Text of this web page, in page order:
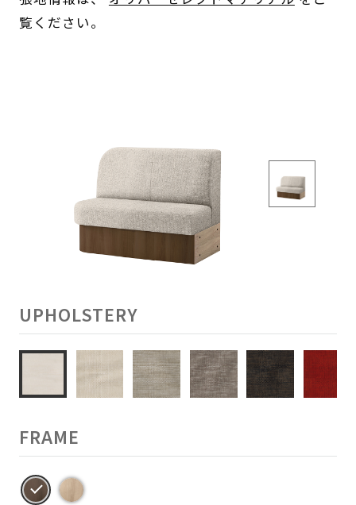
覧ください。
UPHOLSTERY
FRAME